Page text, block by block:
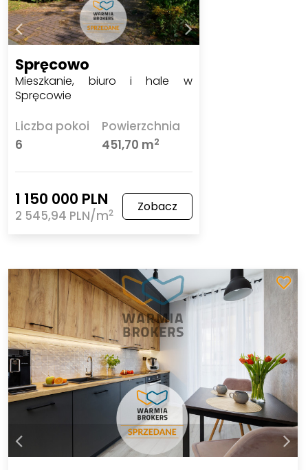
Spręcowo
Mieszkanie, biuro i hale w
Spręcowie
Liczba pokoi
6
Powierzchnia
451,70 m2
1 150 000 PLN
2 545,94 PLN/m2 Zobacz